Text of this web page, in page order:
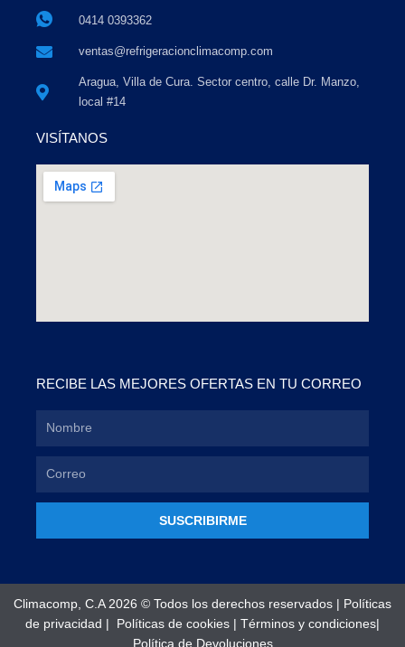
0414 0393362
ventas@refrigeracionclimacomp.com
Aragua, Villa de Cura. Sector centro, calle Dr. Manzo,
local #14
VISÍTANOS
RECIBE LAS MEJORES OFERTAS EN TU CORREO
SUSCRIBIRME
Climacomp, C.A 2026 © Todos los derechos reservados | Políticas
de privacidad | Políticas de cookies | Términos y condiciones|
Política de Devoluciones